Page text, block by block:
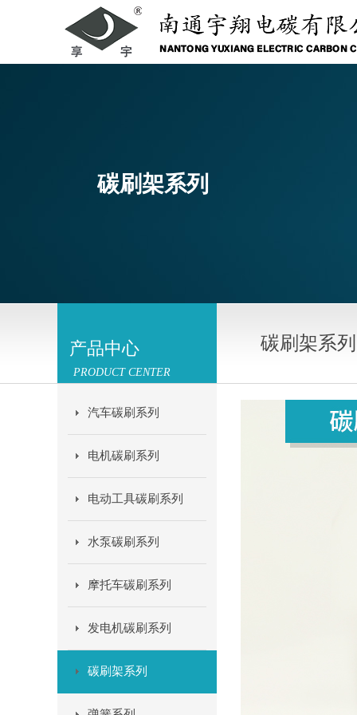
碳刷架系列
产品中心
PRODUCT CENTER
碳刷架系列
汽车碳刷系列
电机碳刷系列
电动工具碳刷系列
水泵碳刷系列
摩托车碳刷系列
发电机碳刷系列
碳刷架系列